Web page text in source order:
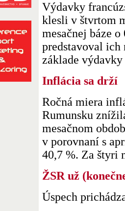
Výdavky
klesli v štvrtom
mesačnej báze
predstavoval ich
základe
Inflácia sa drží
Ročná miera
Rumunsku
mesačnom
v porovnaní s
40,7 %. Za štyri
ŽSR už
Úspech